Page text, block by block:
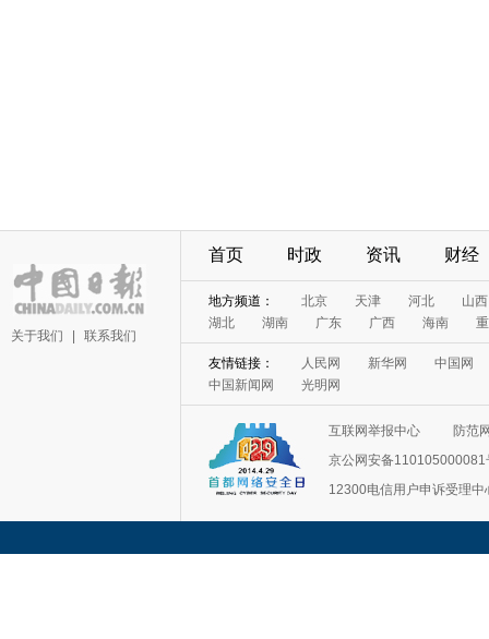
关于我们 联系我们
首页 时政 资讯 财经
地方频道： 北京 天津 河北
山西
湖北
湖南 广东 广西 海南
友情链接： 人民网 新华网
中国网
中国新闻网
光明网
互联网举报中心
防范
京公网安备110105000081
12300电信用户申诉受理中